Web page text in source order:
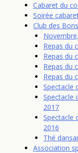
Cabaret du
Soirée
Club des
Repas du
Repas du
Repas du
Repas du
Spectacle
Spectacle
2017
Spectacle
2016
Thé
Association